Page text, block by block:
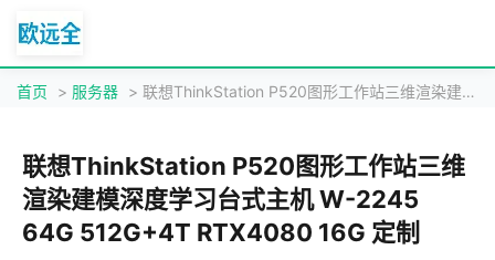
首页 > 服务器 > 联想ThinkStation P520图形工作站三维渲染建模深度学习台式主机 W-2245 64G 512G+4T RTX4080 16G 定制
联想ThinkStation P520图形工作站三维
渲染建模深度学习台式主机 W-2245
64G 512G+4T RTX4080 16G 定制